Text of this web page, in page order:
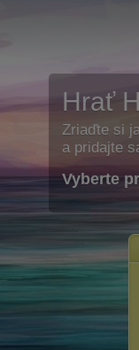
Hrať
Zriaďte si
a pridajte
Vyberte